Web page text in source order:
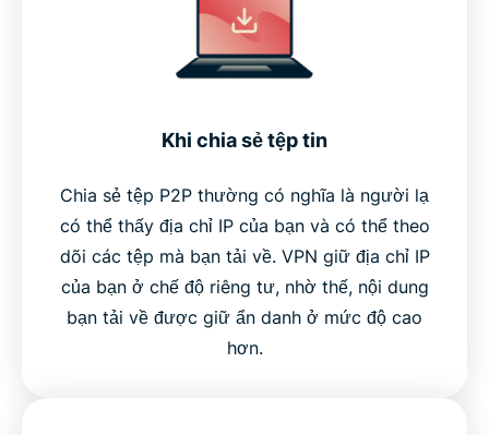
Khi chia sẻ tệp tin
Chia sẻ tệp P2P thường có nghĩa là người lạ
có thể thấy địa chỉ IP của bạn và có thể theo
dõi các tệp mà bạn tải về. VPN giữ địa chỉ IP
của bạn ở chế độ riêng tư, nhờ thế, nội dung
bạn tải về được giữ ẩn danh ở mức độ cao
hơn.